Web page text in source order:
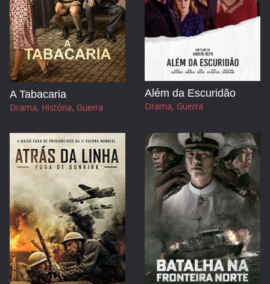
A Tabacaria
Drama, História, Guerra
Além da Escuridão
Drama, Guerra